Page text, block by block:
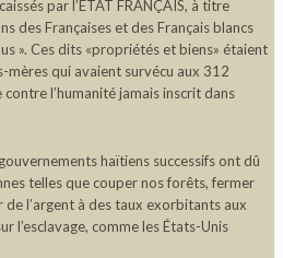
par l’ÉTAT FRANÇAIS, à titre
des Françaises et des Français blancs
». Ces dits «propriétés et biens» étaient
mères qui avaient survécu aux 312
l’humanité jamais inscrit dans
haïtiens successifs ont dû
telles que couper nos forêts, fermer
l’argent à des taux exorbitants aux
l’esclavage, comme les États-Unis